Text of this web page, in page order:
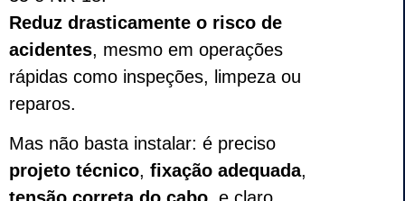
Reduz drasticamente o risco de
acidentes, mesmo em operações
rápidas como inspeções, limpeza ou
reparos.
Mas não basta instalar: é preciso
projeto técnico, fixação adequada,